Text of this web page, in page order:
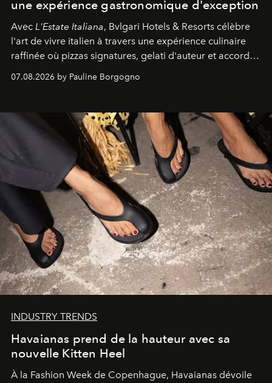
une expérience gastronomique d'exception
Avec L'Estate Italiana, Bvlgari Hotels & Resorts célèbre
l'art de vivre italien à travers une expérience culinaire
raffinée où pizzas signatures, gelati d'auteur et accords
d'exception composent un véritable voyage sensoriel.
07.08.2026 by Pauline Borgogno
INDUSTRY TRENDS
Havaianas prend de la hauteur avec sa
nouvelle Kitten Heel
À la Fashion Week de Copenhague, Havaianas dévoile